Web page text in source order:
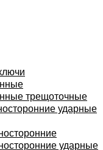
трещоточные
ударные
ударные